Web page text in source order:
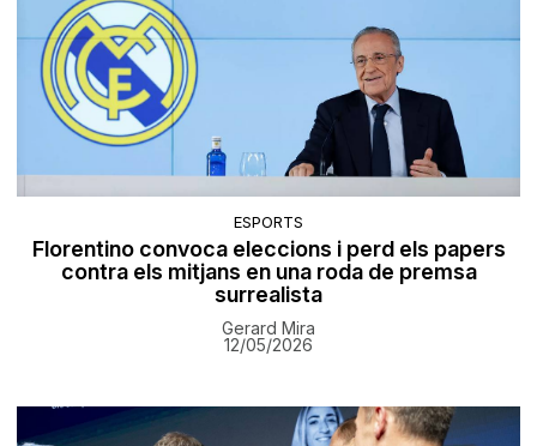
ESPORTS
Florentino convoca eleccions i perd els papers
contra els mitjans en una roda de premsa
surrealista
Gerard Mira
12/05/2026